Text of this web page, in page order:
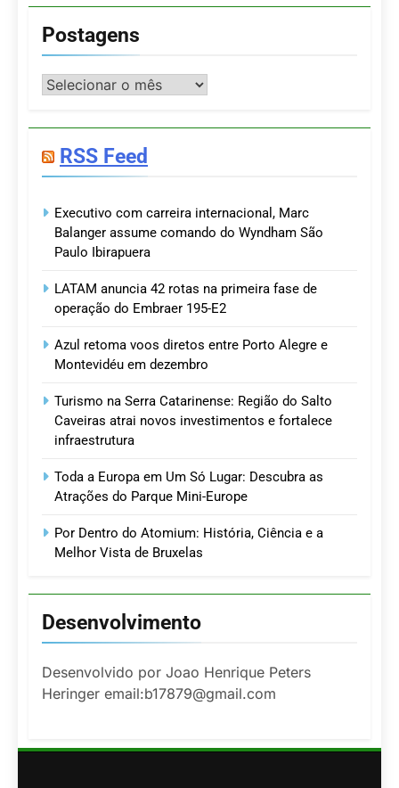
Postagens
Postagens
RSS Feed
Executivo com carreira internacional, Marc
Balanger assume comando do Wyndham São
Paulo Ibirapuera
LATAM anuncia 42 rotas na primeira fase de
operação do Embraer 195-E2
Azul retoma voos diretos entre Porto Alegre e
Montevidéu em dezembro
Turismo na Serra Catarinense: Região do Salto
Caveiras atrai novos investimentos e fortalece
infraestrutura
Toda a Europa em Um Só Lugar: Descubra as
Atrações do Parque Mini-Europe
Por Dentro do Atomium: História, Ciência e a
Melhor Vista de Bruxelas
Desenvolvimento
Desenvolvido por Joao Henrique Peters
Heringer email:b17879@gmail.com